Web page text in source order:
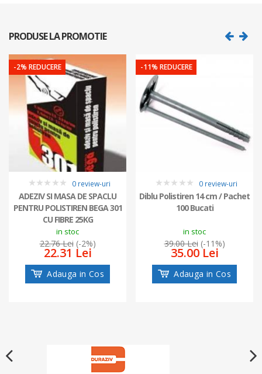
PRODUSE LA PROMOTIE
-2% REDUCERE
0
0 review-uri
ADEZIV SI MASA DE SPACLU
PENTRU POLISTIREN BEGA 301
CU FIBRE 25KG
in stoc
22.76 Lei(-2%)
22.31 Lei
Adauga in Cos
-11% REDUCERE
0
0 review-uri
Diblu Polistiren 14 cm / Pachet
100 Bucati
in stoc
39.00 Lei(-11%)
35.00 Lei
Adauga in Cos